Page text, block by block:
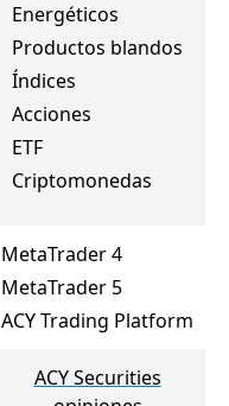
Energéticos
Productos blandos
Índices
Acciones
ETF
Criptomonedas
MetaTrader 4
MetaTrader 5
ACY Trading Platform
ACY Securities